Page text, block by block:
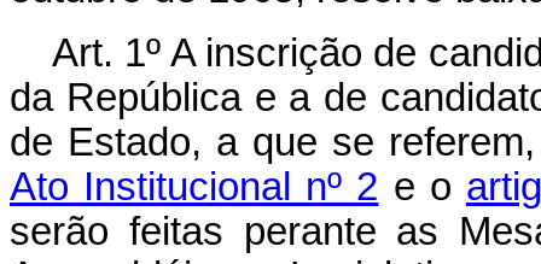
Art. 1º A inscrição de
da República e a de
de Estado, a que se
Ato Institucional nº 2 e o
serão feitas perante as